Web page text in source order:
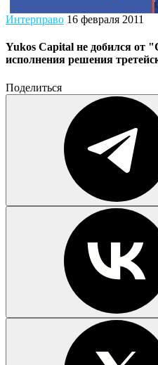
Интерправо 16 февраля 2011
Yukos Capital не добился от
исполнения решения
Поделиться